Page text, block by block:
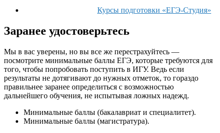
Курсы подготовки «ЕГЭ-Студия»
Заранее удостоверьтесь
Мы в вас уверены, но вы все же перестрахуйтесь —
посмотрите минимальные баллы ЕГЭ, которые требуются для
того, чтобы попробовать поступить в ИГУ. Ведь если
результаты не дотягивают до нужных отметок, то гораздо
правильнее заранее определиться с возможностью
дальнейшего обучения, не испытывая ложных надежд.
Минимальные баллы (бакалавриат и специалитет).
Минимальные баллы (магистратура).